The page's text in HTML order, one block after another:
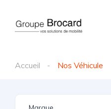
Accueil Nos Véhicule